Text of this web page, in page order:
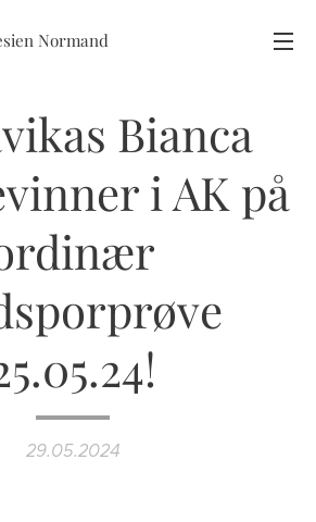
Normand
Bianca
i AK på
29.05.2024